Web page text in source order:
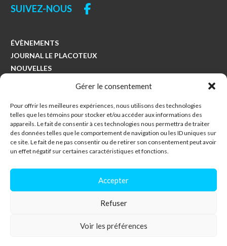
Gérer le consentement
Pour offrir les meilleures expériences, nous utilisons des technologies
telles que les témoins pour stocker et/ou accéder aux informations des
appareils. Le fait de consentir à ces technologies nous permettra de traiter
des données telles que le comportement de navigation ou les ID uniques sur
ce site. Le fait de ne pas consentir ou de retirer son consentement peut avoir
un effet négatif sur certaines caractéristiques et fonctions.
Accepter
Refuser
Voir les préférences
SUIVEZ-NOUS
ÉVÈNEMENTS
JOURNAL LE PLACOTEUX
NOUVELLES
Municipalité de Saints-Anges
494, avenue Principale
Saints-Anges, Québec
G0S 3E0
418-253-5230
info@saintsanges.com
Tous droits réservés © 2021 – Municipalité de Saints-Anges – Réalisé par